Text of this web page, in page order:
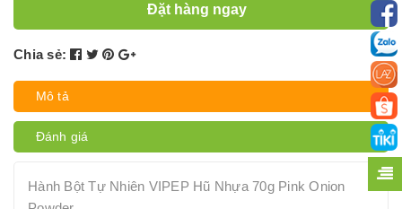
Đặt hàng ngay
Chia sẻ:
Mô tả
Đánh giá
Hành Bột Tự Nhiên VIPEP Hũ Nhựa 70g Pink Onion